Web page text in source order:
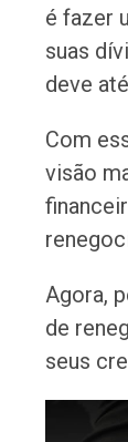
é fazer
suas
deve
Com
visão
Agora,
de
seus